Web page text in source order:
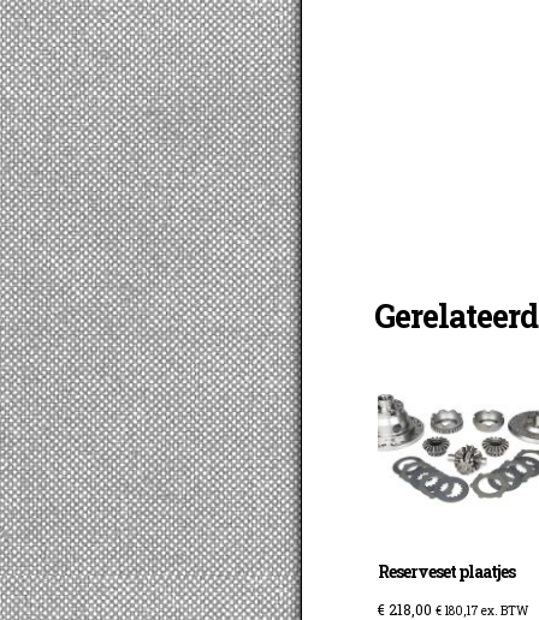
Reserveset plaatjes
€218,00 € 180,17 ex. BTW